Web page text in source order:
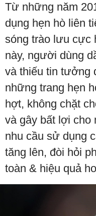
Từ những năm
dụng hẹn hò liên
sóng trào lưu cực
này, người dùng
và thiếu tin tưởng
những trang hẹn
hợt, không chặt
và gây bất lợi cho
nhu cầu sử dụng
tăng lên, đòi hỏi
toàn & hiệu quả